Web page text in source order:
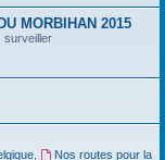
MORBIHAN 2015
surveiller
,
Nos routes pour la